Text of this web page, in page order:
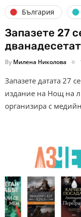
България
Запазете 27
By Милена Николова
Запазете датата 27
издание на Нощ на
организира с